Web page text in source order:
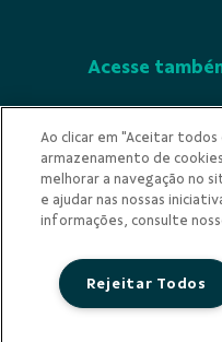
Acesse
Indícios de
Privacidade
Ao clicar em "Aceitar todos
armazenamento de
melhorar a navegação no
e ajudar nas nossas
informações, consulte
Rejeitar Todos